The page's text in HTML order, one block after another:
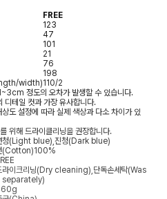
FREE
123
47
101
21
76
198
width)110/2
정도의 오차가 발생할 수 있습니다.
디테일 컷과 가장 유사합니다.
도 설정에 따라 실제 색상과 다소 차이가 있
위해 드라이클리닝을 권장합니다.
청(Light blue),진청(Dark blue)
(Cotton)100%
라이크리닝(Dry cleaning),단독손세탁(Was
separately)